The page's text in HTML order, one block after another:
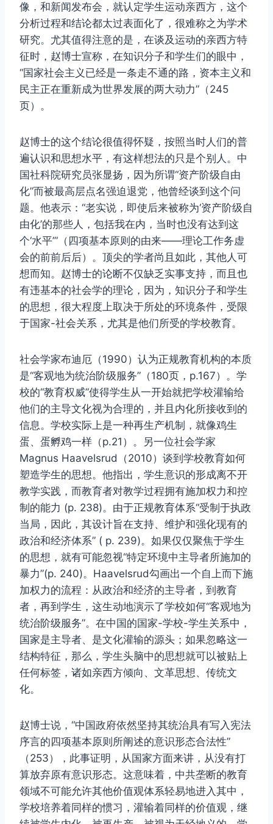
像，和新闻发布会，就认定学生运动亲西方，这个
分析过程和结论都太过表面化了，很难称之为学术
研究。尤其值得注意的是，在谈及运动的亲西方特
征时，赵博士宣称，在知识分子和学生们的眼中，
“国家社会主义已经是一条走不通的路，资本主义和
民主正在重新成为世界发展的两大动力”（245
页）。
赵博士的这个结论很值得怀疑，按照当时人们的普
遍认识和思想水平，有这样想法的只是个别人。中
国社科院研究员张显扬，因为所谓“资产阶级自由
化”而被最高层点名强迫退党，他曾经谈到这个问
题。他表示：“老实说，即使后来被称为‘资产阶级自
由化’的那些人，包括我在内，当时也没有达到这
个‘水平’”（四项基本原则的由来——理论工作务虚
会的前前后后）。顶尖的学者尚且如此，其他人可
想而知。赵博士的论断不仅缺乏实事支持，而且也
有违基本的社会学的理论，因为，知识分子和学生
的思想，很大程度上取决于所处的环境条件，受限
于国家-社会关系，尤其是他们所受的学校教育。
社会学家布迪厄（1990）认为正规教育机构的本质
是“客观地为统治阶级服务”（180页，p.167）。学
校的“教育权威”使得学生从一开始就把学校灌输给
他们的主导文化视为合理的，并且内化所接收到的
信息。学校实际上是一种再生产机制，就像鸡生
蛋、蛋孵鸡一样（p.21）。另一位社会学家
Magnus Haavelsrud（2010）谈到学校教育如何
塑造学生的思想。他指出，学生意识的形成离不开
教学实践，而教育者对教学过程拥有施加权力和控
制的能力 (p. 238)。由于正规教育体系“受制于执政
当局，因此，其设计旨在支持、维护和强化现有的
政治和经济体系” ( p. 239)。如果仅仅聚焦于学生
的思想，就有可能忽视“特定环境中主导者所施加的
暴力”(p. 240)。Haavelsrud勾画出一个自上而下施
加权力的流程：从政治和经济的主导者，到教育
者，再到学生，这生动地演示了学校如何“客观地为
统治阶级服务”。在中国的国家-学校-学生关系中，
国家是主导者、是文化灌输的源头；如果忽略这一
结构特征，那么，学生头脑中的思想就可以被贴上
任何标签，诸如亲西方倾向、文革思想、传统文
化。
赵博士说，“中国政府依然坚持其统治具有写入宪法
序言的四项基本原则所阐述的意识形态合法性”
（253），此事证明，从国家方面来讲，从没有打
算放弃原有意识形态。这意味着，中共垄断的教育
领域不可能允许其他价值观体系轻易地进入其中，
学校培养着同样的惯习，灌输着同样的价值观，继